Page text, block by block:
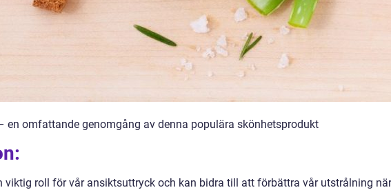
en omfattande genomgång av denna populära skönhetsprodukt
viktig roll för vår ansiktsuttryck och kan bidra till att förbättra vår utstrålning